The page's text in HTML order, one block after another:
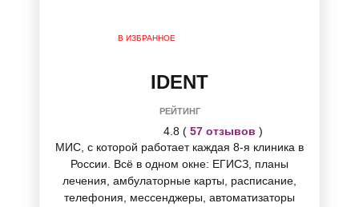
В ИЗБРАННОЕ
IDENT
РЕЙТИНГ
4.8 ( 57 отзывов )
МИС, с которой работает каждая 8-я клиника в
России. Всё в одном окне: ЕГИСЗ, планы
лечения, амбулаторные карты, расписание,
телефония, мессенджеры, автоматизаторы